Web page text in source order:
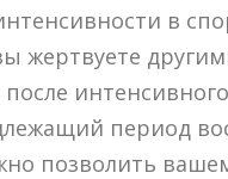
в
жертвуете
период
позволить